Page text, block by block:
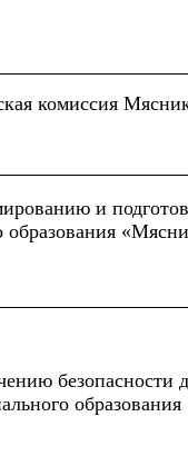
комиссия
и
безопасности
образования